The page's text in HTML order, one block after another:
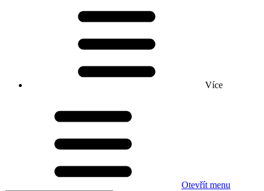
Více
Otevřít menu